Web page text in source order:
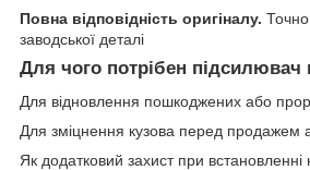
Повна відповідність оригіналу.
заводської деталі
Для чого потрібен підсилювач
Для відновлення пошкоджених або
Для зміцнення кузова перед продажем
Як додатковий захист при встановленні